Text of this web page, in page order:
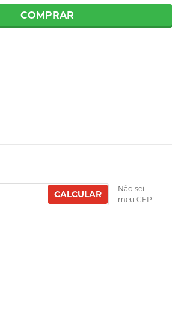
COMPRAR
CALCULAR
Não sei
meu CEP!